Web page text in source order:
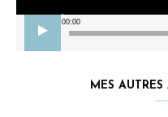
00:00
MES